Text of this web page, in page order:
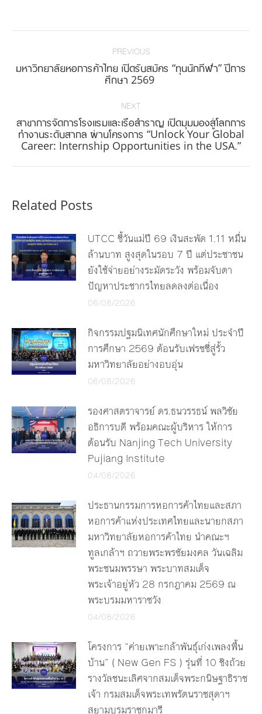
PREVIOUS
Previous
post:
มหาวิทยาลัยหอการค้าไทย เปิดรับสมัคร “ทุนนักกีฬา” ปีการ
ศึกษา 2569
NEXT
Next
post:
สาขาการจัดการโรงแรมและเรือสำราญ เปิดมุมมองสู่โลกการ
ทำงานระดับสากล ผ่านโครงการ “Unlock Your Global
Career: Internship Opportunities in the USA.”
Related Posts
UTCC ชี้วันแม่ปี 69 เงินสะพัด 1.11 หมื่น
ล้านบาท สูงสุดในรอบ 7 ปี แต่ประชาชน
ยังใช้จ่ายอย่างระมัดระวัง พร้อมจับตา
ปัญหาประชากรไทยลดลงต่อเนื่อง
06/08/2026
กิจกรรมปฐมนิเทศนักศึกษาใหม่ ประจำปี
การศึกษา 2569 ต้อนรับเฟรชชี่สู่รั้ว
มหาวิทยาลัยอย่างอบอุ่น
06/08/2026
รองศาสตราจารย์ ดร.ธนวรรธน์ พลวิชัย
อธิการบดี พร้อมคณะผู้บริหาร ให้การ
ต้อนรับ Nanjing Tech University
Pujiang Institute
04/08/2026
ประธานกรรมการหอการค้าไทยและสภา
หอการค้าแห่งประเทศไทยและนายกสภา
มหาวิทยาลัยหอการค้าไทย นำคณะฯ
ทูลเกล้าฯ ถวายพระพรชัยมงคล วันเฉลิม
พระชนมพรรษา พระบาทสมเด็จ
พระเจ้าอยู่หัว 28 กรกฎาคม 2569 ณ
พระบรมมหาราชวัง
04/08/2026
โครงการ “ค่ายเพาะกล้าพันธุ์เก่งเพลงพื้น
บ้าน” ( New Gen FS ) รุ่นที่ 10 ชิงถ้วย
รางวัลชนะเลิศจากสมเด็จพระกนิษฐาธิราช
เจ้า กรมสมเด็จพระเทพรัตนราชสุดาฯ
สยามบรมราชกุมารี